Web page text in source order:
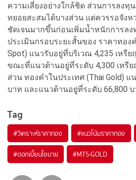
ความเสี่ยงอย่างใกล้ชิด ส่วนการลงทุ
ทยอยสะสมได้บางส่วน แต่ควรรอจังห
ชัดเจนมากขึ้นก่อนเพิ่มนํ้าหนักการลง
ประเมินกรอบระยะสั้นของ ราคาทอง
Spot) แนวรับอยู่ที่บริเวณ 4,235 เหรีย
ขณะที่แนวต้านอยู่ที่ระดับ 4,300 เหรีย
ส่วน ทองคําในประเทศ (Thai Gold) แ
บาท และแนวต้านอยู่ที่ระดับ 66,800
Tag
#วิเคราะห์ราคาทอง #แนวโน้มราคาทอง
#ดอกเบี้ยนโยบาย #MTS-GOLD